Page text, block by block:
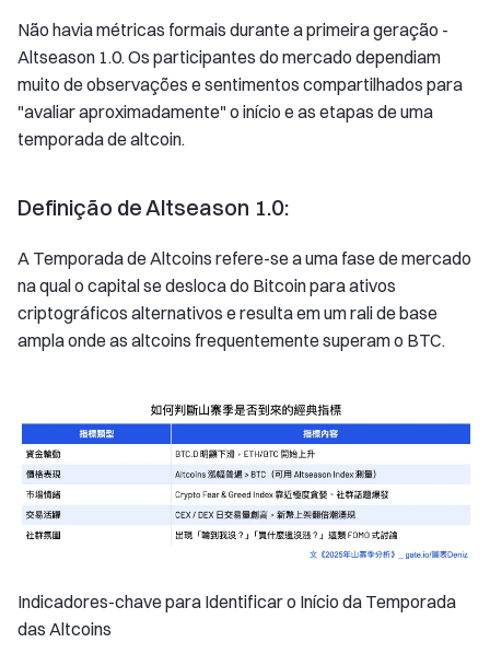
Não havia métricas formais durante a primeira geração -
Altseason 1.0. Os participantes do mercado dependiam
muito de observações e sentimentos compartilhados para
"avaliar aproximadamente" o início e as etapas de uma
temporada de altcoin.
Definição de Altseason 1.0:
A Temporada de Altcoins refere-se a uma fase de mercado
na qual o capital se desloca do Bitcoin para ativos
criptográficos alternativos e resulta em um rali de base
ampla onde as altcoins frequentemente superam o BTC.
Indicadores-chave para Identificar o Início da Temporada
das Altcoins